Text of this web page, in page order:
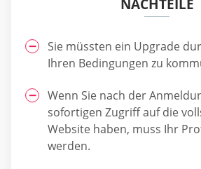
NACHTEILE
Sie müssten ein Upgrade
Ihren Bedingungen zu
Wenn Sie nach der
sofortigen Zugriff auf die
Website haben, muss Ihr
werden.